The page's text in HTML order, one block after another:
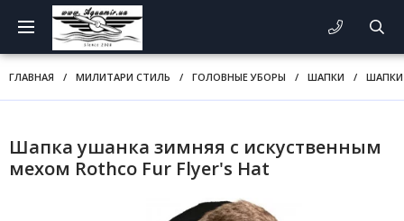
ГЛАВНАЯ / МИЛИТАРИ СТИЛЬ / ГОЛОВНЫЕ УБОРЫ / ШАПКИ /
Шапка ушанка зимняя с искуственным
мехом Rothco Fur Flyer's Hat